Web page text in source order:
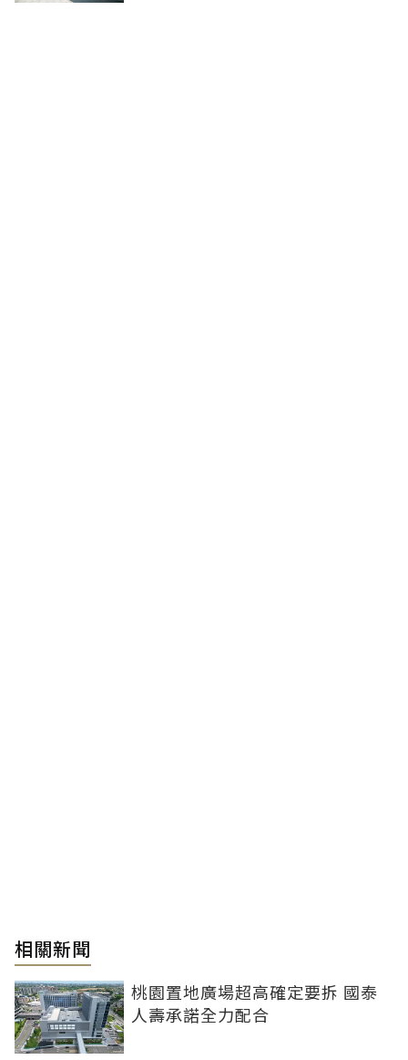
相關新聞
桃園置地廣場超高確定要拆 國泰
人壽承諾全力配合